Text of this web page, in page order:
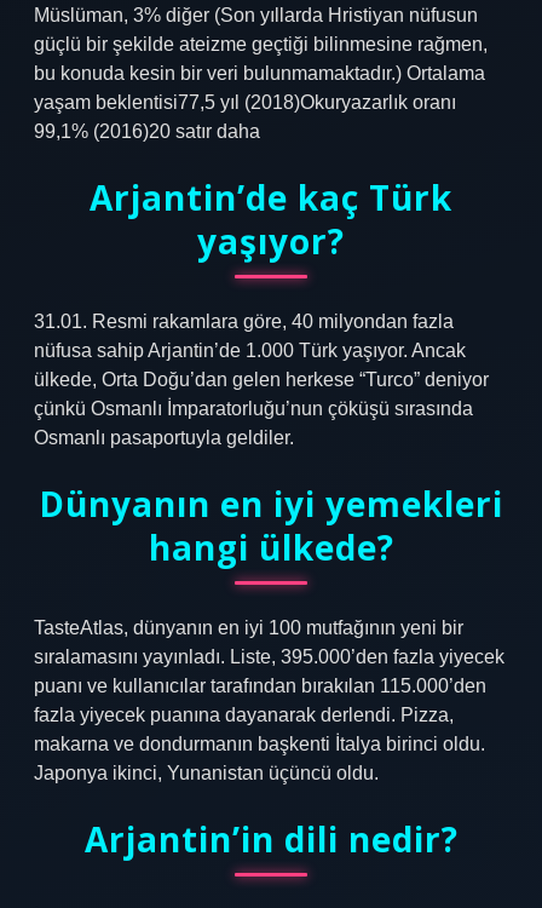
Müslüman, 3% diğer (Son yıllarda Hristiyan nüfusun
güçlü bir şekilde ateizme geçtiği bilinmesine rağmen,
bu konuda kesin bir veri bulunmamaktadır.) Ortalama
yaşam beklentisi77,5 yıl (2018)Okuryazarlık oranı
99,1% (2016)20 satır daha
Arjantin’de kaç Türk
yaşıyor?
31.01. Resmi rakamlara göre, 40 milyondan fazla
nüfusa sahip Arjantin’de 1.000 Türk yaşıyor. Ancak
ülkede, Orta Doğu’dan gelen herkese “Turco” deniyor
çünkü Osmanlı İmparatorluğu’nun çöküşü sırasında
Osmanlı pasaportuyla geldiler.
Dünyanın en iyi yemekleri
hangi ülkede?
TasteAtlas, dünyanın en iyi 100 mutfağının yeni bir
sıralamasını yayınladı. Liste, 395.000’den fazla yiyecek
puanı ve kullanıcılar tarafından bırakılan 115.000’den
fazla yiyecek puanına dayanarak derlendi. Pizza,
makarna ve dondurmanın başkenti İtalya birinci oldu.
Japonya ikinci, Yunanistan üçüncü oldu.
Arjantin’in dili nedir?